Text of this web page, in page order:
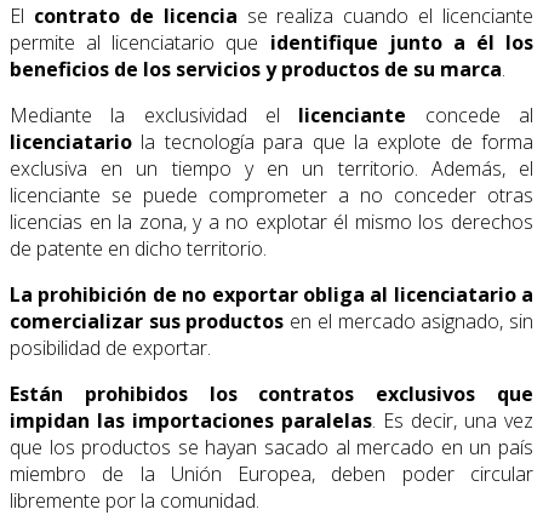
El contrato de licencia se realiza cuando el licenciante
permite al licenciatario que identifique junto a él los
beneficios de los servicios y productos de su marca.
Mediante la exclusividad el licenciante concede al
licenciatario la tecnología para que la explote de forma
exclusiva en un tiempo y en un territorio. Además, el
licenciante se puede comprometer a no conceder otras
licencias en la zona, y a no explotar él mismo los derechos
de patente en dicho territorio.
La prohibición de no exportar obliga al licenciatario a
comercializar sus productos en el mercado asignado, sin
posibilidad de exportar.
Están prohibidos los contratos exclusivos que
impidan las importaciones paralelas. Es decir, una vez
que los productos se hayan sacado al mercado en un país
miembro de la Unión Europea, deben poder circular
libremente por la comunidad.